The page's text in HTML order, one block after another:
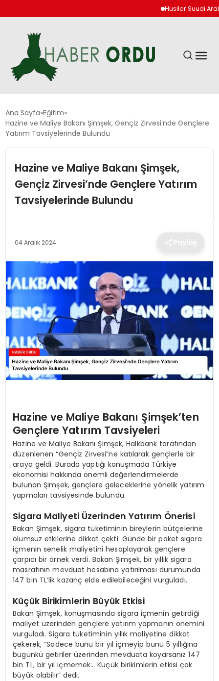
Husiler Suudi
GÜNDEM
DÜNYA
EKONOMI
SIYASET
MAGAZIN
SPOR
YAŞAM
Ana Sayfa Eğitim
Hazine ve Maliye Bakanı Şimşek, Gençİz Zirvesi’nde Gençlere
Yatırım Tavsiyelerinde Bulundu
Hazine ve Maliye Bakanı Şimşek,
Gençİz Zirvesi’nde Gençlere Yatırım
Tavsiyelerinde Bulundu
04 Aralık 2024
Hazine ve Maliye Bakanı Şimşek’ten
Gençlere Yatırım Tavsiyeleri
Hazine ve Maliye Bakanı Şimşek, Halkbank tarafından
düzenlenen “Gençİz Zirvesi”ne katılarak gençlerle bir
araya geldi. Burada yaptığı konuşmada Türkiye
ekonomisi hakkında önemli değerlendirmelerde
bulunan Şimşek, gençlere geleceklerine yönelik yatırım
yapmaları tavsiyesinde bulundu.
Sigara Maliyeti Üzerinden Yatırım Önerisi
Bakan Şimşek, sigara tüketiminin bireylerin bütçelerine
olumsuz etkilerine dikkat çekti. Günde bir paket sigara
içmenin senelik maliyetini hesaplayarak gençlere
çarpıcı bir örnek verdi. Bakan Şimşek, bir yıllık sigara
masrafının mevduat hesabına yatırılması durumunda
147 bin TL’lik kazanç elde edilebileceğini vurguladı.
Küçük Birikimlerin Büyük Etkisi
Bakan Şimşek, konuşmasında sigara içmenin getirdiği
maliyet üzerinden gençlere yatırım yapmanın önemini
vurguladı. Sigara tüketiminin yıllık maliyetine dikkat
çekerek, “Sadece bunu bir yıl içmeyip bunu 5 yıllığına
bugünkü getiriler üzerinden mevduata koyarsanız 147
bin TL, bir yıl içmemek… Küçük birikimlerin etkisi çok
büyük olabilir” dedi.